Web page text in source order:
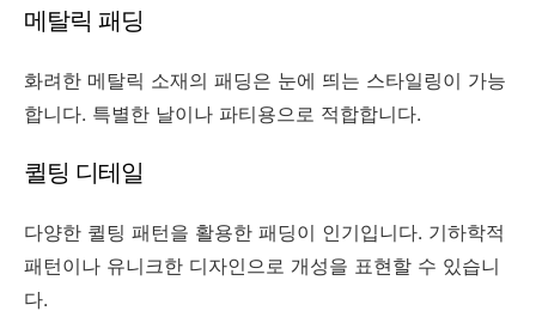
메탈릭 패딩
화려한 메탈릭 소재의 패딩은 눈에 띄는 스타일링이 가능
합니다. 특별한 날이나 파티용으로 적합합니다.
퀼팅 디테일
다양한 퀼팅 패턴을 활용한 패딩이 인기입니다. 기하학적
패턴이나 유니크한 디자인으로 개성을 표현할 수 있습니
다.